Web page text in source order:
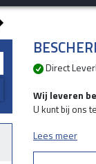
Direct
Wij leveren
U kunt bij ons
Wij helpen u
Lees meer